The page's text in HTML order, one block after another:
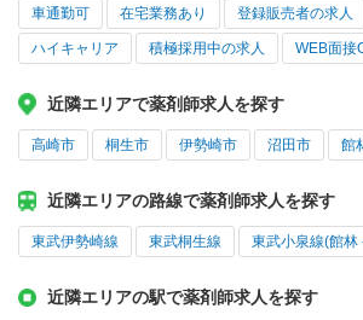
車通勤可 在宅業務あり 登録販売者の求人
ハイキャリア 積極採用中の求人 WEB面接
近隣エリアで薬剤師求人を探す
高崎市 桐生市 伊勢崎市 沼田市 館
近隣エリアの路線で薬剤師求人を探す
東武伊勢崎線 東武桐生線 東武小泉線(館林
近隣エリアの駅で薬剤師求人を探す